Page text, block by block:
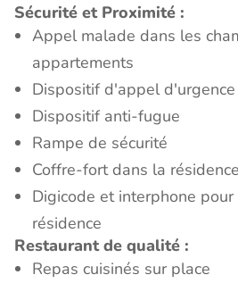
Sécurité et Proximité :
Appel malade dans les
appartements
Dispositif d'appel d'urgence
Dispositif anti-fugue
Rampe de sécurité
Coffre-fort dans la résidence
Digicode et interphone pour
résidence
Restaurant de qualité :
Repas cuisinés sur place